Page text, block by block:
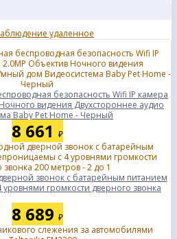
безопасность Wifi IP камера
видения Двухстороннее аудио
Baby Pet Home - Черный
8 661 ₽
звонок с батарейным питанием
громкости дверного звонка
8 689 ₽